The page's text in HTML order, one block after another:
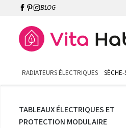
BLOG
RADIATEURS ÉLECTRIQUES
TABLEAUX ÉLECTRIQUES ET
PROTECTION MODULAIRE